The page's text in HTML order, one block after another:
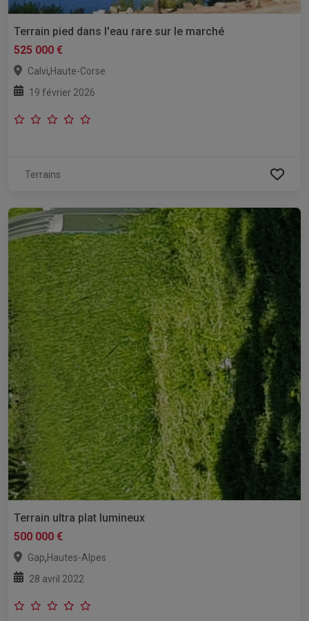
Terrain pied dans l'eau rare sur le marché
525 000 €
Calvi,Haute-Corse
19 février 2026
Terrains
Terrain ultra plat lumineux
500 000 €
Gap,Hautes-Alpes
28 avril 2022